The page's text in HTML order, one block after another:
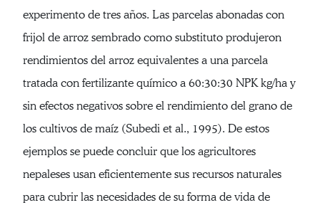
experimento de tres años. Las parcelas abonadas con
frijol de arroz sembrado como substituto produjeron
rendimientos del arroz equivalentes a una parcela
tratada con fertilizante químico a 60:30:30 NPK kg/ha y
sin efectos negativos sobre el rendimiento del grano de
los cultivos de maíz (Subedi et al., 1995). De estos
ejemplos se puede concluir que los agricultores
nepaleses usan eficientemente sus recursos naturales
para cubrir las necesidades de su forma de vida de